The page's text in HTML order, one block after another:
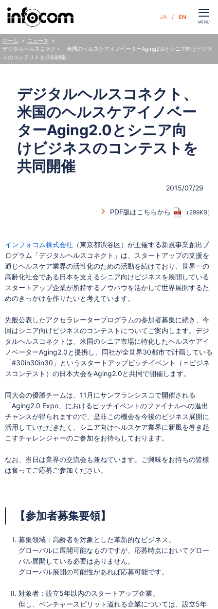
CLOSE
MENU
ニュース
デジタルヘルスコネクト、米国のヘルスケアイノベーターAging2.0とシニア向けビジネ
スのコンテストを共同開催
デジタルヘルスコネクト、
米国のヘルスケアイノベー
ターAging2.0とシニア向
けビジネスのコンテストを
共同開催
2015/07/29
PDF版はこちらから （299KB）
インフォコム株式会社 （東京都渋谷区）が主催する新規事業創出プ
ログラム「デジタルヘルスコネクト」は、スタートアップの支援を
通じヘルスケア業界の活性化のための活動を続けており、世界一の
高齢化社会である日本を支えるシニア向けビジネスを展開している
スタートアップ企業が所持するノウハウを活かして世界展開するた
めのきっかけを作りたいと考えています。
先般公表したアクセラレータープログラムの参加者募集に続き、今
回はシニア向けビジネスのコンテストについてご案内します。デジ
タルヘルスコネクトは、米国のシニア市場に特化したヘルスケアイ
ノベーターAging2.0と提携し、同社が全世界30都市で計画している
「#30in30in30」というスタートアップピッチイベント（＝ビジネ
スコンテスト）の日本大会をAging2.0と共同で開催します。
同大会の優勝チームは、11月にサンフランシスコで開催される
「Aging2.0 Expo」におけるピッチイベントのファイナルへの進出
チャンスが得られますので、是非この機会を今後のビジネス展開に
活用していただきたく、シニア向けヘルスケア業界に新風を巻き起
こすチャレンジャーのご参加をお待ちしております。
なお、当日は業界の交流会も兼ねています。ご興味をお持ちの皆様
は奮ってご応募ご参加ください。
【参加者募集要領】
募集領域：高齢者を対象とした革新的なビジネス。
グローバルに展開可能なものですが、応募時点においてグロー
バル展開している必要はありません。
グローバル展開の可能性があれば応募可能です。
対象者：設立5年以内のスタートアップ企業。
但し、ベンチャースピリット溢れる企業については、設立5年
JA EN
ホーム
企業情報
サステナビリティ
ニュース
人財・採用